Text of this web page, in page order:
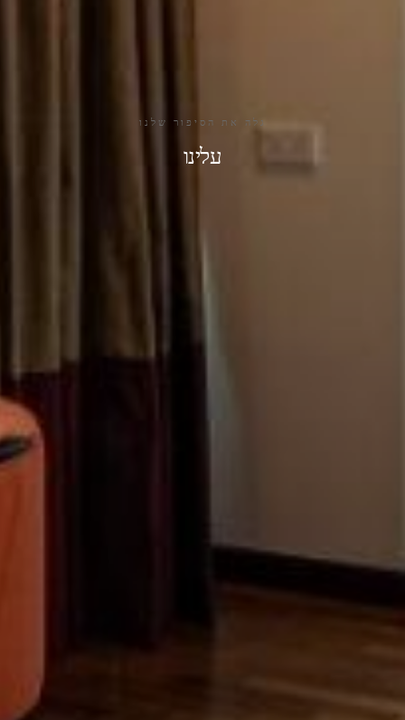
גלה את הסיפור שלנו
עלינו